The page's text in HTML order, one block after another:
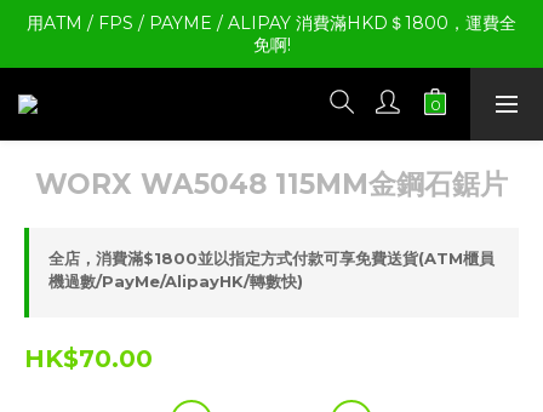
用ATM / FPS / PAYME / ALIPAY 消費滿HKD＄1800，運費全
免啊!
WORX WA5048 115MM金鋼石鋸片
全店，消費滿$1800並以指定方式付款可享免費送貨(ATM櫃員
機過數/PayMe/AlipayHK/轉數快)
HK$70.00